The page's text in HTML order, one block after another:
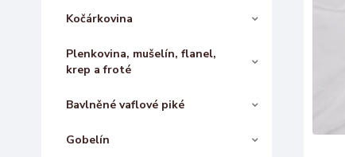
Kočárkovina
Plenkovina, mušelín, flanel,
krep a froté
Bavlněné vaflové piké
Gobelín